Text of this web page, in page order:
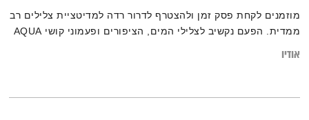
מוזמנים לקחת פסק זמן ולהצטרף לדרור רדה למדיטציית צלילים רב
ממדית. הפעם נקשיב לצלילי המים, הציפורים ופעמוני קושי AQUA
אודיו